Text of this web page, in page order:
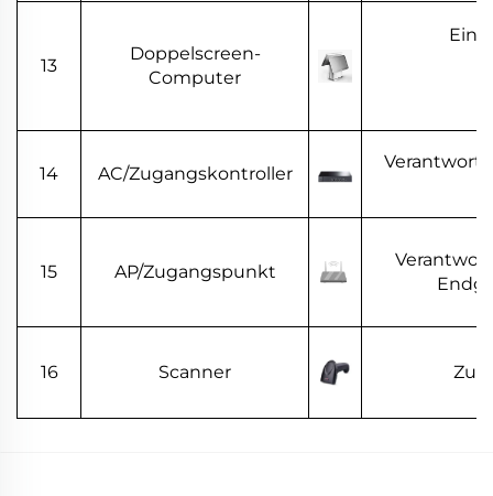
13
Doppelscreen-
Computer
14 AC/Zugangskontroller
15 AP/Zugangspunkt
16 Scanner